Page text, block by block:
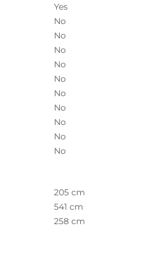
Yes
No
No
No
No
No
No
No
No
No
No
205 cm
541 cm
258 cm